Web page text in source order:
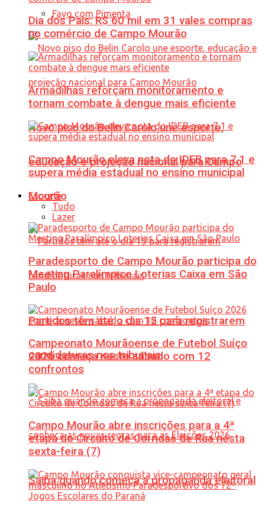
Favo com Pimenta
Novo piso do Belin Carolo une esporte,
educação e projeção nacional para Campo
Mourão
Partidos têm até o dia 15 para registrarem
candidaturas nos tribunais
Saiba quando começa a propaganda eleitoral
Dia dos Pais: R$ 60 mil em 31 vales compras
no comércio de Campo Mourão
Armadilhas reforçam monitoramento e
tornam combate à dengue mais eficiente
Campo Mourão eleva nota do IDEB para 7,1 e
supera média estadual no ensino municipal
Esporte
Tudo
Lazer
Paradesporto de Campo Mourão participa do
Meeting Paralímpico Loterias Caixa em São
Paulo
Campeonato Mourãoense de Futebol Suíço
2026 começa neste sábado com 12
confrontos
Campo Mourão abre inscrições para a 4ª
etapa do Circuito de Corridas de Rua nesta
sexta-feira (7)